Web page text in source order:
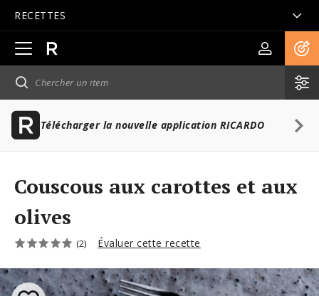
RECETTES
Ouvrir
la
navigation
principale
Télécharger la nouvelle application RICARDO
Couscous aux carottes et aux
olives
(2) Évaluer cette recette